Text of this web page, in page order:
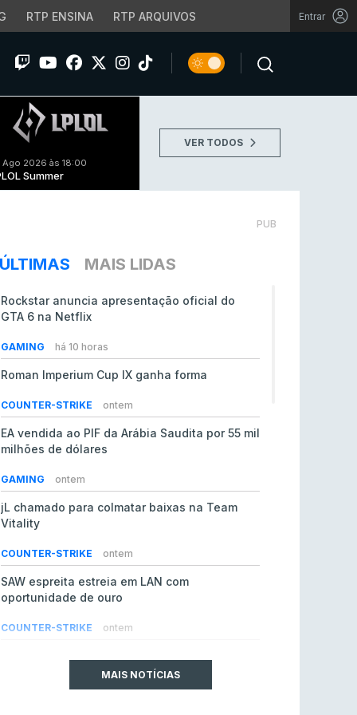
RTP ENSINA RTP ARQUIVOS Entrar
Ago 2026 às 18:00
Summer
VER TODOS
PUB
ÚLTIMAS MAIS LIDAS
Rockstar anuncia apresentação oficial do
GTA 6 na Netflix
GAMING há 10 horas
Roman Imperium Cup IX ganha forma
COUNTER-STRIKE ontem
EA vendida ao PIF da Arábia Saudita por 55 mil
milhões de dólares
GAMING ontem
jL chamado para colmatar baixas na Team
Vitality
COUNTER-STRIKE ontem
SAW espreita estreia em LAN com
oportunidade de ouro
COUNTER-STRIKE ontem
do Counter-Strike 2MAIS NOTÍCIAS